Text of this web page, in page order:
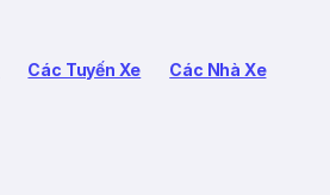
Các Tuyến Xe Các Nhà Xe